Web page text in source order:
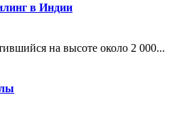
в Индии
на высоте около 2 000...